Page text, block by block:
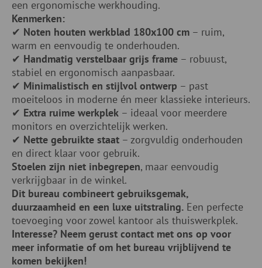
een ergonomische werkhouding.
Kenmerken:
✔ Noten houten werkblad 180x100 cm – ruim,
warm en eenvoudig te onderhouden.
✔ Handmatig verstelbaar grijs frame – robuust,
stabiel en ergonomisch aanpasbaar.
✔ Minimalistisch en stijlvol ontwerp – past
moeiteloos in moderne én meer klassieke interieurs.
✔ Extra ruime werkplek – ideaal voor meerdere
monitors en overzichtelijk werken.
✔ Nette gebruikte staat – zorgvuldig onderhouden
en direct klaar voor gebruik.
Stoelen zijn niet inbegrepen, maar eenvoudig
verkrijgbaar in de winkel.
Dit bureau combineert gebruiksgemak,
duurzaamheid en een luxe uitstraling. Een perfecte
toevoeging voor zowel kantoor als thuiswerkplek.
Interesse? Neem gerust contact met ons op voor
meer informatie of om het bureau vrijblijvend te
komen bekijken!